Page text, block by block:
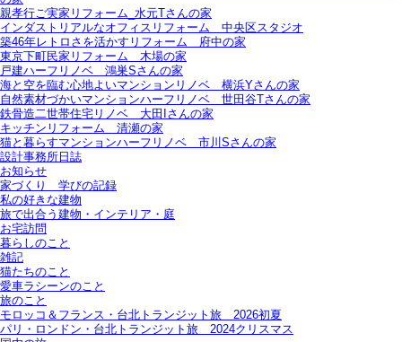
親孝行ご実家リフォーム_水元Tさんの家
インダストリアルなオフィスリフォーム＿中央区スタジオ
築46年レトロさを活かすリフォーム＿府中の家
東京下町民家リフォーム＿木場の家
戸建ハーフリノベ＿鴻巣Sさんの家
海と空を臨む心地よいマンションリノベ＿横浜Yさんの家
自然素材づかいマンションハーフリノベ＿世田谷Tさんの家
鉄骨造二世帯住宅リノベ＿大田Iさんの家
キッチンリフォーム＿清瀬の家
猫と暮らすマンションハーフリノベ＿市川Sさんの家
設計事務所日誌
お知らせ
家づくり 学びの記録
私の好きな建物
旅で出合う建物・インテリア・庭
お宅訪問
暮らしのこと
雑記
猫たちのこと
愛車ラシーンのこと
旅のこと
モロッコ＆フランス・台北トランジット旅＿2026初夏
パリ・ロンドン・台北トランジット旅＿2024クリスマス